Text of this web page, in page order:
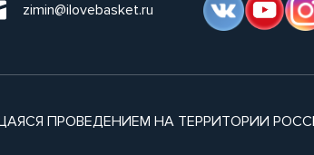
zimin@ilovebasket.ru
ПРОВЕДЕНИЕМ НА ТЕРРИТОРИИ